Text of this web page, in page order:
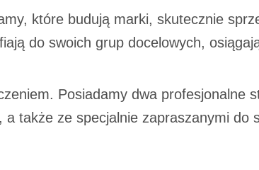
które budują marki, skutecznie
do swoich grup docelowych,
Posiadamy dwa profesjonalne
także ze specjalnie zapraszanymi do